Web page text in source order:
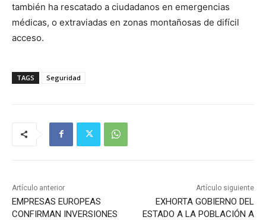
también ha rescatado a ciudadanos en emergencias
médicas, o extraviadas en zonas montañosas de difícil
acceso.
TAGS Seguridad
Artículo anterior
EMPRESAS EUROPEAS
CONFIRMAN INVERSIONES
Artículo siguiente
EXHORTA GOBIERNO DEL
ESTADO A LA POBLACIÓN A